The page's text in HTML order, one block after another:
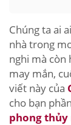
Chúng ta ai
nhà trong
nghi mà còn
may mắn,
viết này của
cho bạn
phong thủy